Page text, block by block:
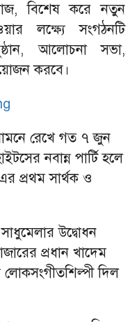
বিশেষ করে নতুন
লক্ষ্যে সংগঠনটি
আলোচনা সভা,
করবে।
রেখে গত ৭ জুন
নবান্ন পার্টি হলে
প্রথম সার্থক ও
উদ্বোধন
প্রধান খাদেম
দিল